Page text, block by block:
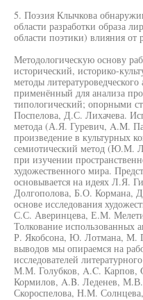
5. Поэзия Клычкова
области разработки образа
области поэтики) влияния от
Методологическую основу
исторический, историко-
методы
применённый для анализа
типологический; опорными
Поспелова, Д.С. Лихачева.
метода (А.Я. Гуревич, A.M.
произведение в культурных
семиотический метод (Ю.М.
при изучении
художественного мира.
основывается на идеях Л.Я.
Долгополова, Б.О. Кормана,
основе исследования
С.С. Аверинцева, Е.М.
Толкование использованных
Р. Якобсона, Ю. Лотмана, М.
выводов мы опираемся на
исследователей
М.М. Голубков, A.C. Карпов,
Кормилов, A.B. Леденев,
Скороспелова, Н.М. Солнцева,